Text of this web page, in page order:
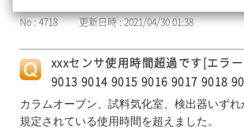
No : 4718 更新日時 : 2021/04/30 01:38
xxxセンサ使用時間超過です[エラ
9013 9014 9015 9016 9017 9018
カラムオーブン、試料気化室、検出器いず
規定されている使用時間を超えました。
of our sharing information about you with
Information] to customize your cookie
website.Privacy Policy